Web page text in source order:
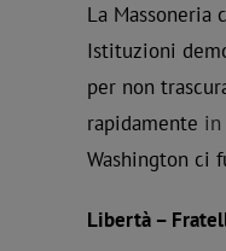
La
Istituzioni
per non
rapidamente
Washington ci
Libertà –